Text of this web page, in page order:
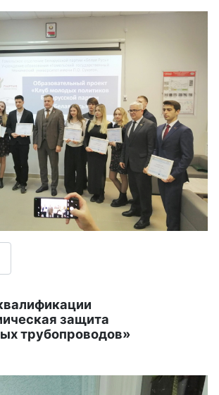
защита
трубопроводов»